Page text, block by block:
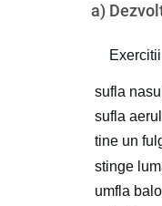
a)
sufla
sufla
tine un
stinge
umfla